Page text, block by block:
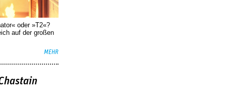
oder »T2«?
auf der großen
MEHR